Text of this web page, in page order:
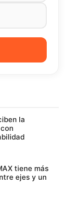
la
tiene más
ejes y un